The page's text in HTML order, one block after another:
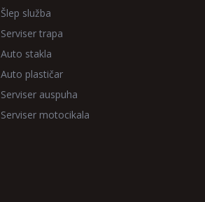
Šlep služba
Serviser trapa
Auto stakla
Auto plastičar
Serviser auspuha
Serviser motocikala